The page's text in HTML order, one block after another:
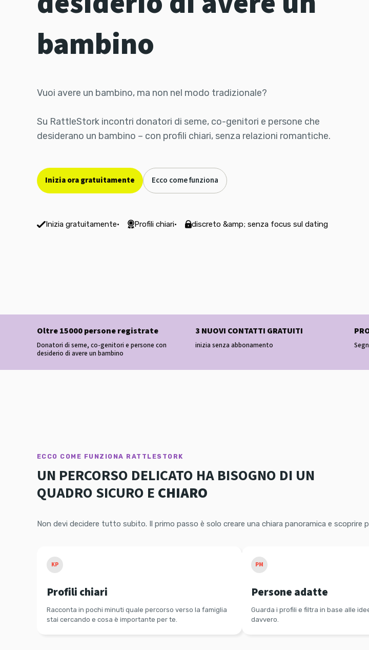
bambino
Vuoi avere un bambino, ma non nel modo tradizionale?
Su RattleStork incontri donatori di seme, co-genitori e persone che
desiderano un bambino – con profili chiari, senza relazioni romantiche.
Inizia ora gratuitamente Ecco come funziona
Inizia gratuitamente· Profili chiari· discreto &amp; senza focus sul dating
Oltre 15000 persone registrate
Donatori di seme, co-genitori e persone con
desiderio di avere un bambino
3 NUOVI CONTATTI GRATUITI
inizia senza abbonamento
ECCO COME FUNZIONA RATTLESTORK
UN PERCORSO DELICATO HA BISOGNO DI UN
QUADRO SICURO E CHIARO
Non devi decidere tutto subito. Il primo passo è solo creare una chiara panoramica e scoprire
KP
Profili chiari
Racconta in pochi minuti quale percorso verso la famiglia
stai cercando e cosa è importante per te.
PM
Persone adatte
Guarda i profili e filtra in base alle
davvero.